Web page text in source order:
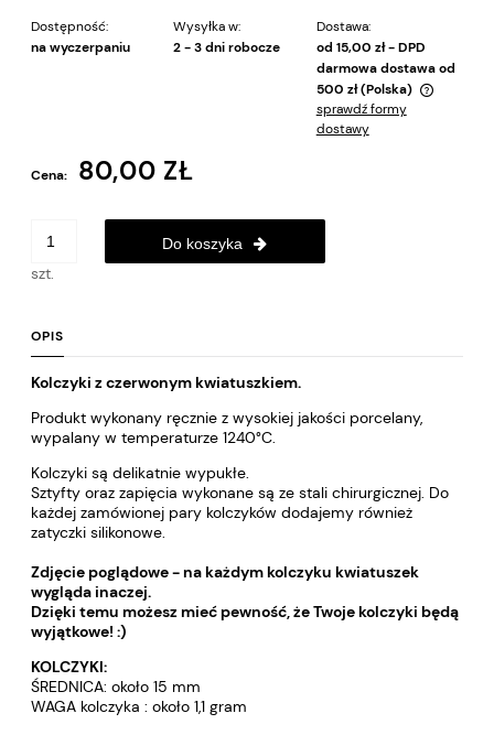
Dostępność:
na wyczerpaniu
Wysyłka w:
2 - 3 dni robocze
Dostawa:
od 15,00 zł - DPD
darmowa dostawa od
500 zł(Polska)
Cena nie zawiera ewentualnych kosztów płatności
sprawdź formy
dostawy
Cena: 80,00 ZŁ
szt.
Do koszyka
OPIS
Kolczyki z czerwonym kwiatuszkiem.
Produkt wykonany ręcznie z wysokiej jakości porcelany,
wypalany w temperaturze 1240°C.
Kolczyki są delikatnie wypukłe.
Sztyfty oraz zapięcia wykonane są ze stali chirurgicznej. Do
każdej zamówionej pary kolczyków dodajemy również
zatyczki silikonowe.
Zdjęcie poglądowe - na każdym kolczyku kwiatuszek
wygląda inaczej.
Dzięki temu możesz mieć pewność, że Twoje kolczyki będą
wyjątkowe! :)
KOLCZYKI:
ŚREDNICA: około 15 mm
WAGA kolczyka : około 1,1 gram